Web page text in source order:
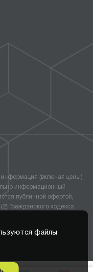
файлы
(включая цены)
информационный
публичной офертой,
Гражданского кодекса